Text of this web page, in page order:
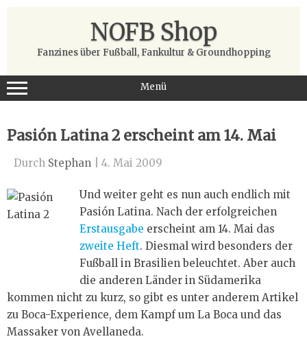
NOFB Shop
Fanzines über Fußball, Fankultur & Groundhopping
Menü
Pasión Latina 2 erscheint am 14. Mai
Durch Stephan 4. Mai 2009
Und weiter geht es nun auch endlich mit
Pasión Latina. Nach der erfolgreichen
Erstausgabe erscheint am 14. Mai das
zweite Heft. Diesmal wird besonders der
Fußball in Brasilien beleuchtet. Aber auch
die anderen Länder in Südamerika
kommen nicht zu kurz, so gibt es unter anderem Artikel
zu Boca-Experience, dem Kampf um La Boca und das
Massaker von Avellaneda.